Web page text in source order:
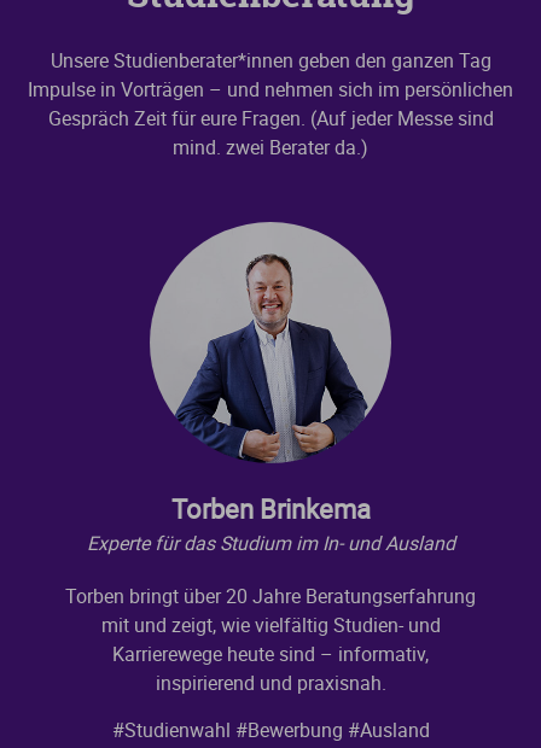
Unsere Studienberater*innen geben den ganzen Tag
Impulse in Vorträgen – und nehmen sich im persönlichen
Gespräch Zeit für eure Fragen. (Auf jeder Messe sind
mind. zwei Berater da.)
Torben Brinkema
Experte für das Studium im In- und Ausland
Torben bringt über 20 Jahre Beratungserfahrung
mit und zeigt, wie vielfältig Studien- und
Karrierewege heute sind – informativ,
inspirierend und praxisnah.
#Studienwahl #Bewerbung #Ausland